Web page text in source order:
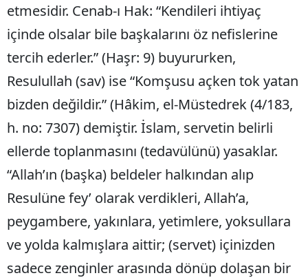
etmesidir. Cenab-ı Hak: “Kendileri ihtiyaç
içinde olsalar bile başkalarını öz nefislerine
tercih ederler.” (Haşr: 9) buyururken,
Resulullah (sav) ise “Komşusu açken tok yatan
bizden değildir.” (Hâkim, el-Müstedrek (4/183,
h. no: 7307) demiştir. İslam, servetin belirli
ellerde toplanmasını (tedavülünü) yasaklar.
“Allah’ın (başka) beldeler halkından alıp
Resulüne fey’ olarak verdikleri, Allah’a,
peygambere, yakınlara, yetimlere, yoksullara
ve yolda kalmışlara aittir; (servet) içinizden
sadece zenginler arasında dönüp dolaşan bir